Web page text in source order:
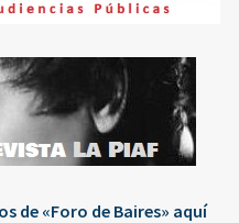
de «Foro de Baires» aquí